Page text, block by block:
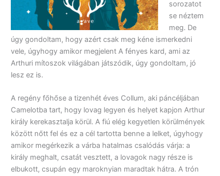
sorozatot
se néztem
meg. De
úgy gondoltam, hogy azért csak meg kéne ismerkedni
vele, úgyhogy amikor megjelent A fényes kard, ami az
Arthuri mítoszok világában játszódik, úgy gondoltam, jó
lesz ez is.
A regény főhőse a tizenhét éves Collum, aki páncéljában
Camelotba tart, hogy lovag legyen és helyet kapjon Arthur
király kerekasztalja körül. A fiú elég kegyetlen körülmények
között nőtt fel és ez a cél tartotta benne a lelket, úgyhogy
amikor megérkezik a várba hatalmas csalódás várja: a
király meghalt, csatát vesztett, a lovagok nagy része is
elbukott, csupán egy maroknyian maradtak hátra. A trón